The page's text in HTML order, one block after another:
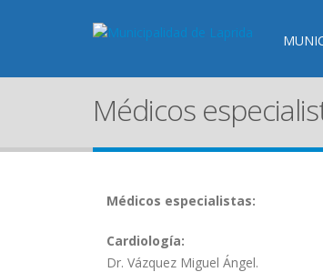
Médicos
Médicos especialistas:
Cardiología:
Dr. Vázquez Miguel Ángel.